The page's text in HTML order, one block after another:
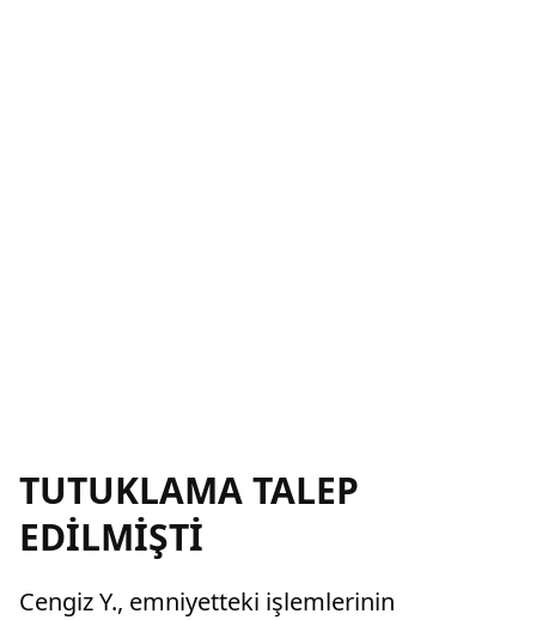
TUTUKLAMA TALEP
EDİLMİŞTİ
Cengiz Y., emniyetteki işlemlerinin